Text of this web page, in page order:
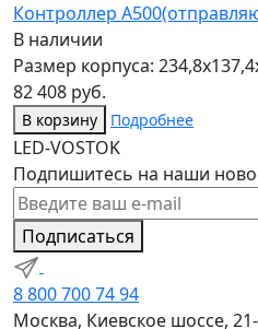
Контроллер
В наличии
Размер корпуса:
82 408 руб.
В корзину Подробнее
LED-VOSTOK
Подпишитесь на наши
Подписаться
8 800 700 74 94
Москва, Киевское шоссе,